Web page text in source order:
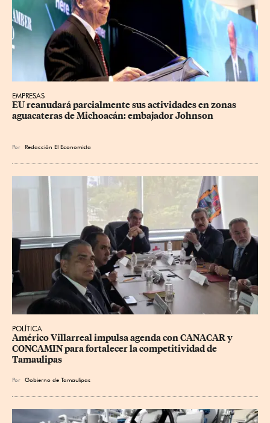
EMPRESAS
EU reanudará parcialmente sus actividades en zonas
aguacateras de Michoacán: embajador Johnson
Por Redacción El Economista
POLÍTICA
Américo Villarreal impulsa agenda con CANACAR y
CONCAMIN para fortalecer la competitividad de
Tamaulipas
Por Gobierno de Tamaulipas